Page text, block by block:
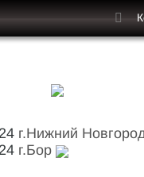
г.Нижний
г.Бор